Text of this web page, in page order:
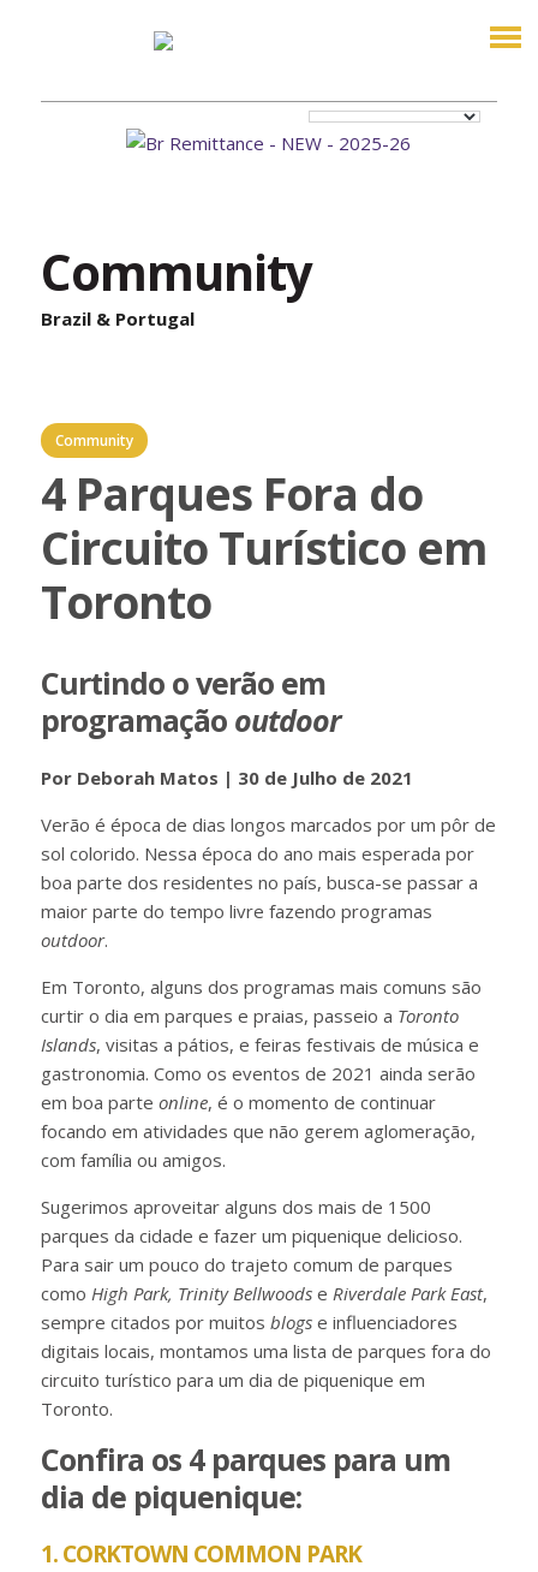
Community
Brazil & Portugal
Community
4 Parques Fora do
Circuito Turístico em
Toronto
Curtindo o verão em
programação outdoor
Por Deborah Matos | 30 de Julho de 2021
Verão é época de dias longos marcados por um pôr de
sol colorido. Nessa época do ano mais esperada por
boa parte dos residentes no país, busca-se passar a
maior parte do tempo livre fazendo programas
outdoor.
Em Toronto, alguns dos programas mais comuns são
curtir o dia em parques e praias, passeio a Toronto
Islands, visitas a pátios, e feiras festivais de música e
gastronomia. Como os eventos de 2021 ainda serão
em boa parte online, é o momento de continuar
focando em atividades que não gerem aglomeração,
com família ou amigos.
Sugerimos aproveitar alguns dos mais de 1500
parques da cidade e fazer um piquenique delicioso.
Para sair um pouco do trajeto comum de parques
como High Park, Trinity Bellwoodse Riverdale Park East,
sempre citados por muitos blogs e influenciadores
digitais locais, montamos uma lista de parques fora do
circuito turístico para um dia de piquenique em
Toronto.
Confira os 4 parques para um
dia de piquenique:
1. CORKTOWN COMMON PARK